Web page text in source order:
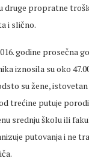
druge propratne
i slično.
godine prosečna
iznosila su oko
su žene,
trećine putuje
srednju školu ili
putovanja i ne